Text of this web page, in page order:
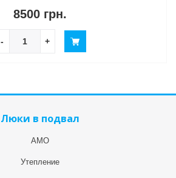
8500 грн.
- +
Люки в подвал
АМО
Утепление